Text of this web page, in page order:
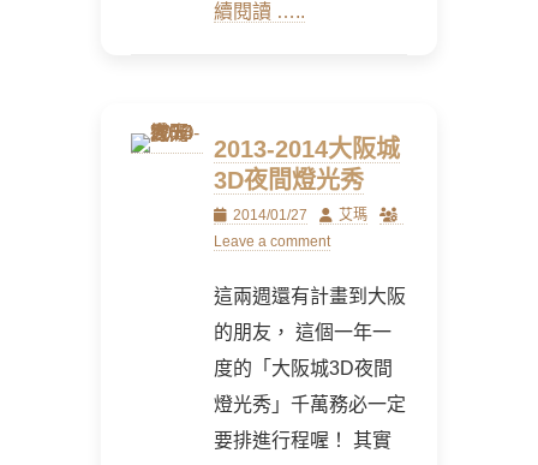
續閱讀 …..
2013-2014大阪城
3D夜間燈光秀
Posted
on
2014/01/27 Author
艾瑪
Leave a comment
這兩週還有計畫到大阪
的朋友， 這個一年一
度的「大阪城3D夜間
燈光秀」千萬務必一定
要排進行程喔！ 其實